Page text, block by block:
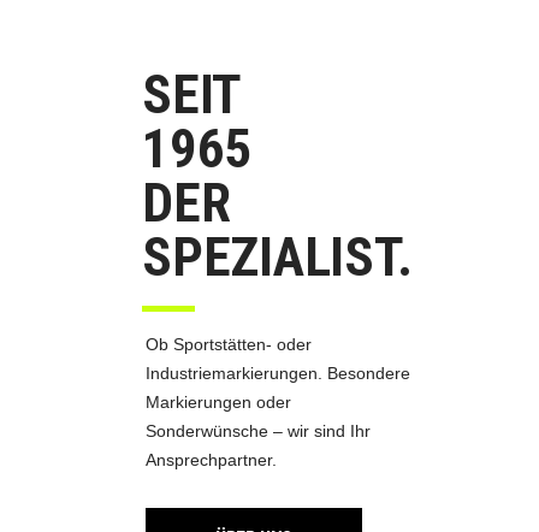
SEIT
1965
DER
SPEZIALIST.
Ob Sportstätten- oder
Industriemarkierungen. Besondere
Markierungen oder
Sonderwünsche – wir sind Ihr
Ansprechpartner.